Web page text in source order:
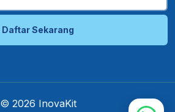
Daftar Sekarang
© 2026 InovaKit